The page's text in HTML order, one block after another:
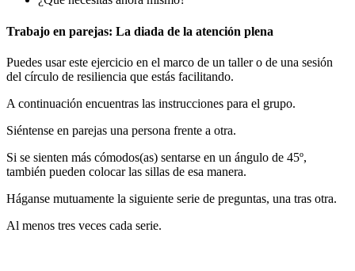
Trabajo en parejas: La diada de la atención plena
Puedes usar este ejercicio en el marco de un taller o de una sesión
del círculo de resiliencia que estás facilitando.
A continuación encuentras las instrucciones para el grupo.
Siéntense en parejas una persona frente a otra.
Si se sienten más cómodos(as) sentarse en un ángulo de 45º,
también pueden colocar las sillas de esa manera.
Háganse mutuamente la siguiente serie de preguntas, una tras otra.
Al menos tres veces cada serie.